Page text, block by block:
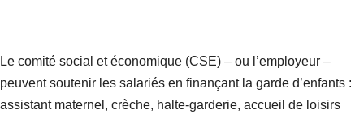
Le comité social et économique (CSE) – ou l’employeur –
peuvent soutenir les salariés en finançant la garde d’enfants :
assistant maternel, crèche, halte-garderie, accueil de loisirs